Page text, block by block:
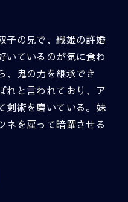
子の兄で、織姫の許婚
いているのが気に食わ
、鬼の力を継承でき
れと言われており、ア
剣術を磨いている。妹
ネを雇って暗躍させる